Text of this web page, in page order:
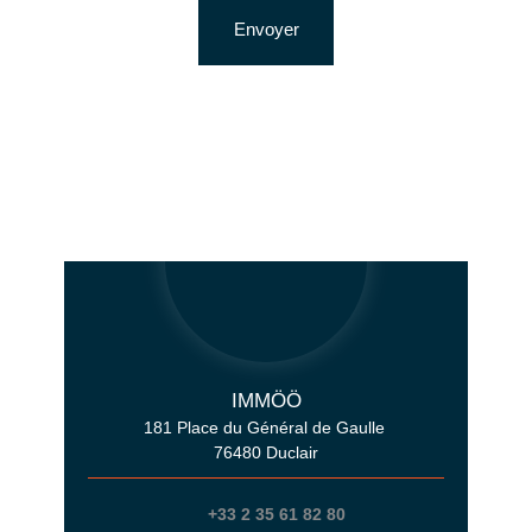
Envoyer
IMMÖÖ
181 Place du Général de Gaulle
76480 Duclair
+33 2 35 61 82 80